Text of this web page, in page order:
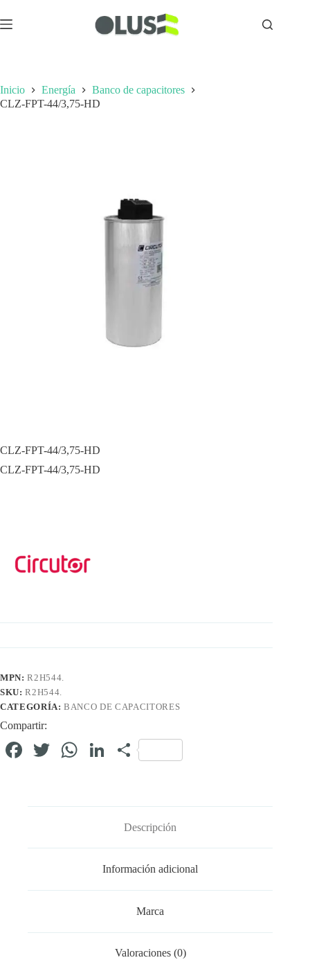
Inicio Energía
Banco de capacitores
CLZ-FPT-44/3,75-HD
CLZ-FPT-44/3,75-HD
CLZ-FPT-44/3,75-HD
MPN:R2H544.
SKU:R2H544.
CATEGORÍA:BANCO DE CAPACITORES
Compartir:
Fa T
W
Li C
rti
r
Descripción
Información adicional
Marca
Valoraciones (0)